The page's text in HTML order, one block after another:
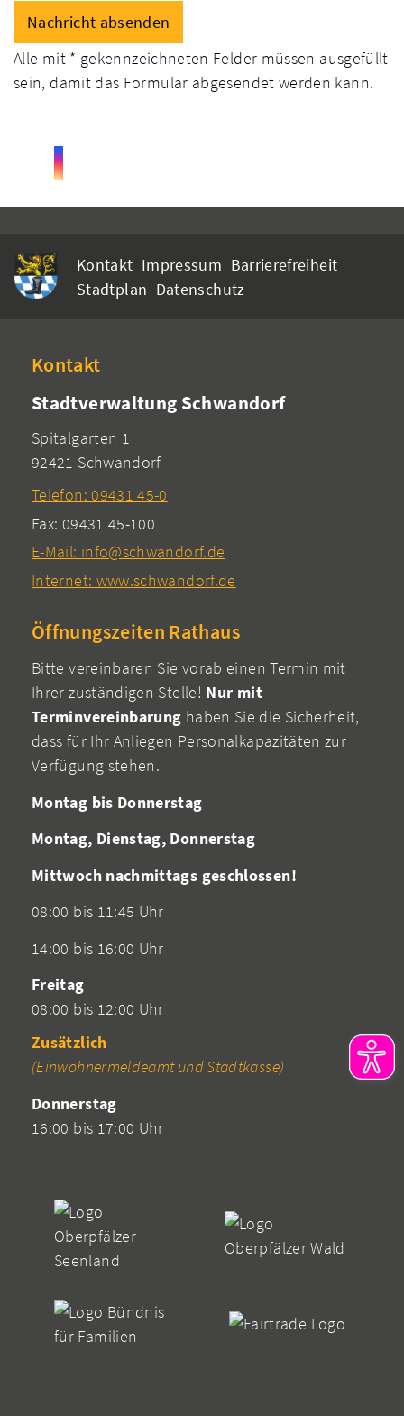
Alle mit * gekennzeichneten Felder müssen ausgefüllt
sein, damit das Formular abgesendet werden kann.
Kontakt Impressum Barrierefreiheit
Stadtplan Datenschutz
Kontakt
Stadtverwaltung Schwandorf
Spitalgarten 1
92421 Schwandorf
Telefon: 09431 45-0
Fax: 09431 45-100
E-Mail: info@schwandorf.de
Internet: www.schwandorf.de
Öffnungszeiten Rathaus
Bitte vereinbaren Sie vorab einen Termin mit
Ihrer zuständigen Stelle! Nur mit
Terminvereinbarung haben Sie die Sicherheit,
dass für Ihr Anliegen Personalkapazitäten zur
Verfügung stehen.
Montag bis Donnerstag
Montag, Dienstag, Donnerstag
Mittwoch nachmittags geschlossen!
08:00 bis 11:45 Uhr
14:00 bis 16:00 Uhr
Freitag
08:00 bis 12:00 Uhr
Zusätzlich
(Einwohnermeldeamt und Stadtkasse)
Donnerstag
16:00 bis 17:00 Uhr